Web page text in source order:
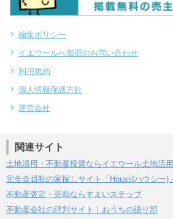
編集ポリシー
イエウールへ加盟のお問い合わせ
利用規約
個人情報保護方針
運営会社
関連サイト
土地活用・不動産投資ならイエウール土地活用
完全会員制の家探しサイト「Housii(ハウシー)」
不動産査定・売却ならすまいステップ
不動産会社の評判サイト｜おうちの語り部